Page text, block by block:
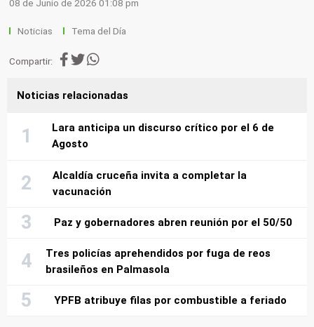
08 de Junio de 2026 01:08 pm
Noticias Tema del Día
Compartir:
Noticias relacionadas
Lara anticipa un discurso crítico por el 6 de
Agosto
Alcaldía cruceña invita a completar la
vacunación
Paz y gobernadores abren reunión por el 50/50
Tres policías aprehendidos por fuga de reos
brasileños en Palmasola
YPFB atribuye filas por combustible a feriado